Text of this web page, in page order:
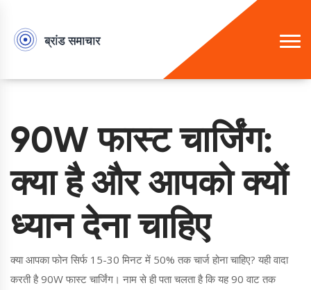
90W फास्ट चार्जिंग:
क्या है और आपको क्यों
ध्यान देना चाहिए
क्या आपका फोन सिर्फ 15-30 मिनट में 50% तक चार्ज होना चाहिए? यही वादा
करती है 90W फास्ट चार्जिंग। नाम से ही पता चलता है कि यह 90 वाट तक